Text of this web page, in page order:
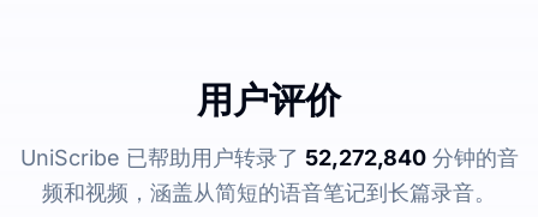
用户评价
UniScribe 已帮助用户转录了 52,272,840分钟的音
频和视频，涵盖从简短的语音笔记到长篇录音。